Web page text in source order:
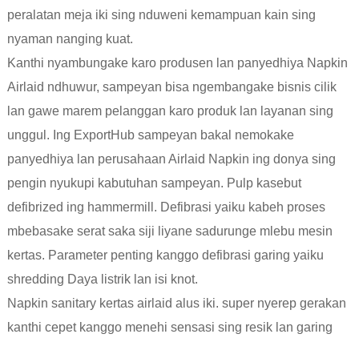
peralatan meja iki sing nduweni kemampuan kain sing
nyaman nanging kuat.
Kanthi nyambungake karo produsen lan panyedhiya Napkin
Airlaid ndhuwur, sampeyan bisa ngembangake bisnis cilik
lan gawe marem pelanggan karo produk lan layanan sing
unggul. Ing ExportHub sampeyan bakal nemokake
panyedhiya lan perusahaan Airlaid Napkin ing donya sing
pengin nyukupi kabutuhan sampeyan. Pulp kasebut
defibrized ing hammermill. Defibrasi yaiku kabeh proses
mbebasake serat saka siji liyane sadurunge mlebu mesin
kertas. Parameter penting kanggo defibrasi garing yaiku
shredding Daya listrik lan isi knot.
Napkin sanitary kertas airlaid alus iki. super nyerep gerakan
kanthi cepet kanggo menehi sensasi sing resik lan garing